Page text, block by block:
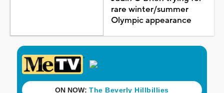
rare winter/summer
Olympic appearance